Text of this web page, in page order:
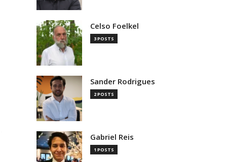
Celso Foelkel
3 POSTS
Sander Rodrigues
2 POSTS
Gabriel Reis
1 POSTS